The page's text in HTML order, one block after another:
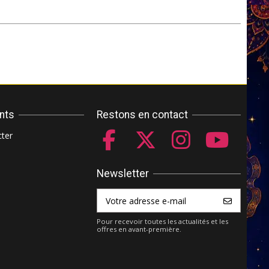
Restons en contact
Newsletter
Pour recevoir toutes les actualités et les
offres en avant-première.